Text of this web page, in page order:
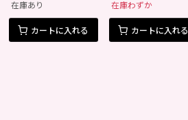
在庫あり
カートに入れる
在庫わずか
カートに入れる